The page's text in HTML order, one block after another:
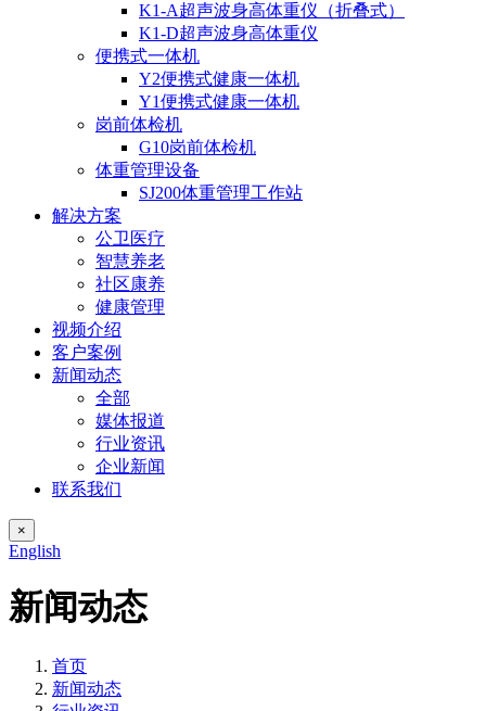
K1-A超声波身高体重仪（折叠式）
K1-D超声波身高体重仪
便携式一体机
Y2便携式健康一体机
Y1便携式健康一体机
岗前体检机
G10岗前体检机
体重管理设备
SJ200体重管理工作站
解决方案
公卫医疗
智慧养老
社区康养
健康管理
视频介绍
客户案例
新闻动态
全部
媒体报道
行业资讯
企业新闻
联系我们
×
English
新闻动态
首页
新闻动态